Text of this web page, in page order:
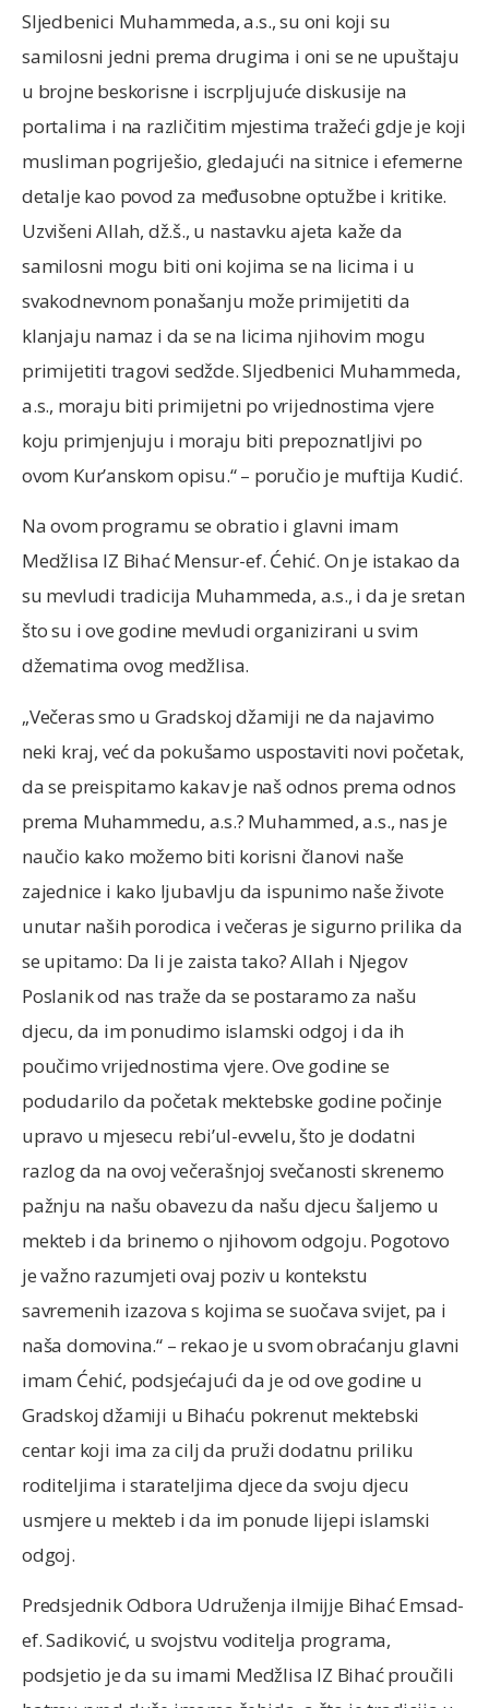
Sljedbenici Muhammeda, a.s., su oni koji su
samilosni jedni prema drugima i oni se ne upuštaju
u brojne beskorisne i iscrpljujuće diskusije na
portalima i na različitim mjestima tražeći gdje je koji
musliman pogriješio, gledajući na sitnice i efemerne
detalje kao povod za međusobne optužbe i kritike.
Uzvišeni Allah, dž.š., u nastavku ajeta kaže da
samilosni mogu biti oni kojima se na licima i u
svakodnevnom ponašanju može primijetiti da
klanjaju namaz i da se na licima njihovim mogu
primijetiti tragovi sedžde. Sljedbenici Muhammeda,
a.s., moraju biti primijetni po vrijednostima vjere
koju primjenjuju i moraju biti prepoznatljivi po
ovom Kur’anskom opisu.“ – poručio je muftija Kudić.
Na ovom programu se obratio i glavni imam
Medžlisa IZ Bihać Mensur-ef. Ćehić. On je istakao da
su mevludi tradicija Muhammeda, a.s., i da je sretan
što su i ove godine mevludi organizirani u svim
džematima ovog medžlisa.
„Večeras smo u Gradskoj džamiji ne da najavimo
neki kraj, već da pokušamo uspostaviti novi početak,
da se preispitamo kakav je naš odnos prema odnos
prema Muhammedu, a.s.? Muhammed, a.s., nas je
naučio kako možemo biti korisni članovi naše
zajednice i kako ljubavlju da ispunimo naše živote
unutar naših porodica i večeras je sigurno prilika da
se upitamo: Da li je zaista tako? Allah i Njegov
Poslanik od nas traže da se postaramo za našu
djecu, da im ponudimo islamski odgoj i da ih
poučimo vrijednostima vjere. Ove godine se
podudarilo da početak mektebske godine počinje
upravo u mjesecu rebi’ul-evvelu, što je dodatni
razlog da na ovoj večerašnjoj svečanosti skrenemo
pažnju na našu obavezu da našu djecu šaljemo u
mekteb i da brinemo o njihovom odgoju. Pogotovo
je važno razumjeti ovaj poziv u kontekstu
savremenih izazova s kojima se suočava svijet, pa i
naša domovina.“ – rekao je u svom obraćanju glavni
imam Ćehić, podsjećajući da je od ove godine u
Gradskoj džamiji u Bihaću pokrenut mektebski
centar koji ima za cilj da pruži dodatnu priliku
roditeljima i starateljima djece da svoju djecu
usmjere u mekteb i da im ponude lijepi islamski
odgoj.
Predsjednik Odbora Udruženja ilmijje Bihać Emsad-
ef. Sadiković, u svojstvu voditelja programa,
podsjetio je da su imami Medžlisa IZ Bihać proučili